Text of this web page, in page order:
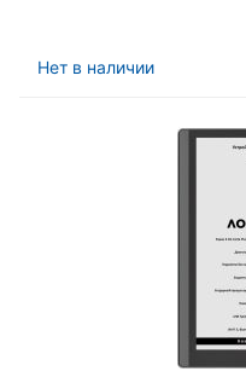
Нет в наличии